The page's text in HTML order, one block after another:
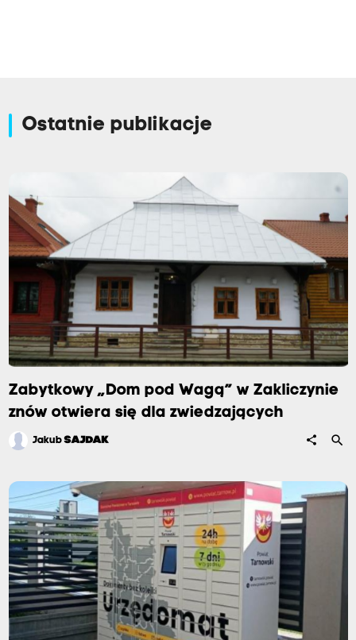
Ostatnie publikacje
Zabytkowy „Dom pod Wagą” w Zakliczynie
znów otwiera się dla zwiedzających
JakubSAJDAK share search